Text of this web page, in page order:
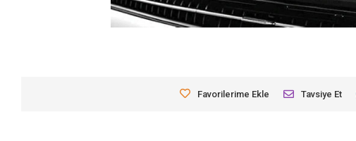
Favorilerime Ekle Tavsiye Et